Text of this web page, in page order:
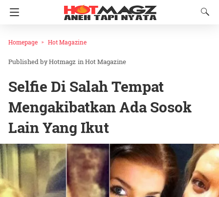
Homepage Hot Magazine
Hotmagz inHot Magazine
Selfie Di Salah Tempat
Mengakibatkan Ada Sosok
Lain Yang Ikut